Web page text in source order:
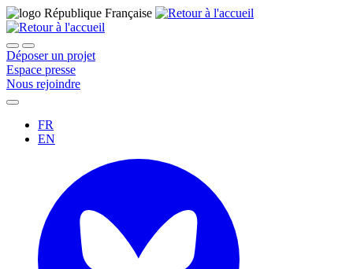
Déposer un projet
Espace presse
Nous rejoindre
FR
EN